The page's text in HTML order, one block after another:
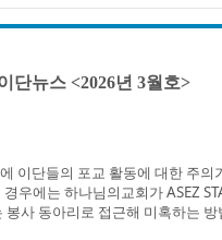
단뉴스 <2026년 3월호>
이단들의 포교 활동에 대한 주의
우에는 하나님의교회가 ASEZ
봉사 동아리로 접근해 미혹하는